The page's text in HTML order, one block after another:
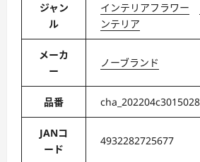
ジャン
ル
インテリアフラワー
ンテリア
メーカ
ー
ノーブランド
品番 cha_202204c3015028
JANコ
ード
4932282725677